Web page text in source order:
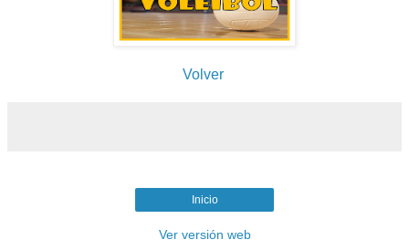
Volver
Inicio
Ver versión web